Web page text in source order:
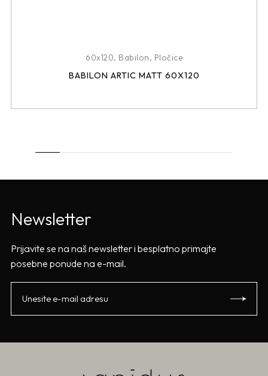
60x120, Babilon, Pločice
BABILON ARTIC MATT 60X120
Newsletter
Prijavite se na naš newsletter i besplatno primajte
posebne ponude na e-mail.